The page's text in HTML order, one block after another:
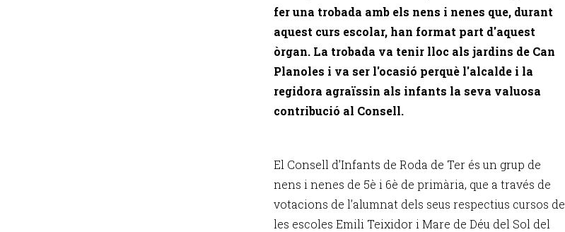
fer una trobada amb els nens i nenes que, durant
aquest curs escolar, han format part d'aquest
òrgan. La trobada va tenir lloc als jardins de Can
Planoles i va ser l'ocasió perquè l'alcalde i la
regidora agraïssin als infants la seva valuosa
contribució al Consell.
El Consell d’Infants de Roda de Ter és un grup de
nens i nenes de 5è i 6è de primària, que a través de
votacions de l’alumnat dels seus respectius cursos de
les escoles Emili Teixidor i Mare de Déu del Sol del